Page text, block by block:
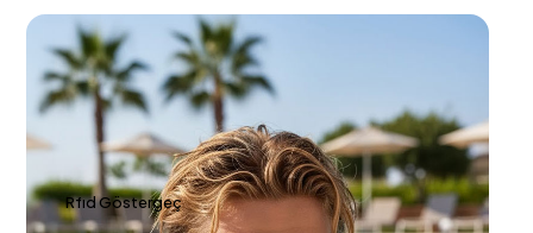
Rfıd Göstergeç